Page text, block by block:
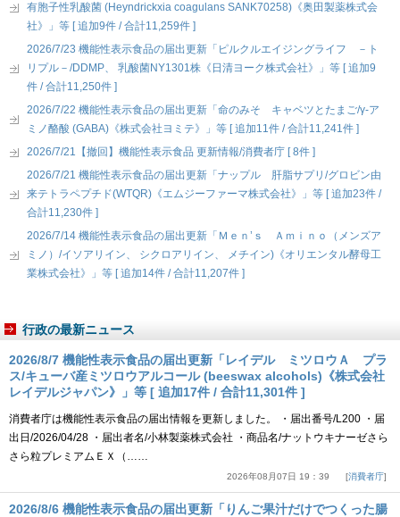
有胞子性乳酸菌 (Heyndrickxia coagulans SANK70258)《奥田製薬株式会
社》」等 [ 追加9件 / 合計11,259件 ]
2026/7/23 機能性表示食品の届出更新「ピルクルエイジングライフ －ト
リプル－/DDMP、 乳酸菌NY1301株《日清ヨーク株式会社》」等 [ 追加9
件 / 合計11,250件 ]
2026/7/22 機能性表示食品の届出更新「命のみそ キャベツとたまご/γ-ア
ミノ酪酸 (GABA)《株式会社ヨミテ》」等 [ 追加11件 / 合計11,241件 ]
2026/7/21【撤回】機能性表示食品 更新情報/消費者庁 [ 8件 ]
2026/7/21 機能性表示食品の届出更新「ナップル 肝脂サプリ/グロビン由
来テトラペプチド(WTQR)《エムジーファーマ株式会社》」等 [ 追加23件 /
合計11,230件 ]
2026/7/14 機能性表示食品の届出更新「Ｍｅｎ’ｓ Ａｍｉｎｏ（メンズア
ミノ）/イソアリイン、 シクロアリイン、 メチイン)《オリエンタル酵母工
業株式会社》」等 [ 追加14件 / 合計11,207件 ]
行政の最新ニュース
2026/8/7 機能性表示食品の届出更新「レイデル ミツロウＡ プラ
ス/キューバ産ミツロウアルコール (beeswax alcohols)《株式会社
レイデルジャパン》」等 [ 追加17件 / 合計11,301件 ]
消費者庁は機能性表示食品の届出情報を更新しました。 ・届出番号/L200 ・届
出日/2026/04/28 ・届出者名/小林製薬株式会社 ・商品名/ナットウキナーゼさら
さら粒プレミアムＥＸ（……
2026年08月07日 19：39 消費者庁
2026/8/6 機能性表示食品の届出更新「りんご果汁だけでつくった腸